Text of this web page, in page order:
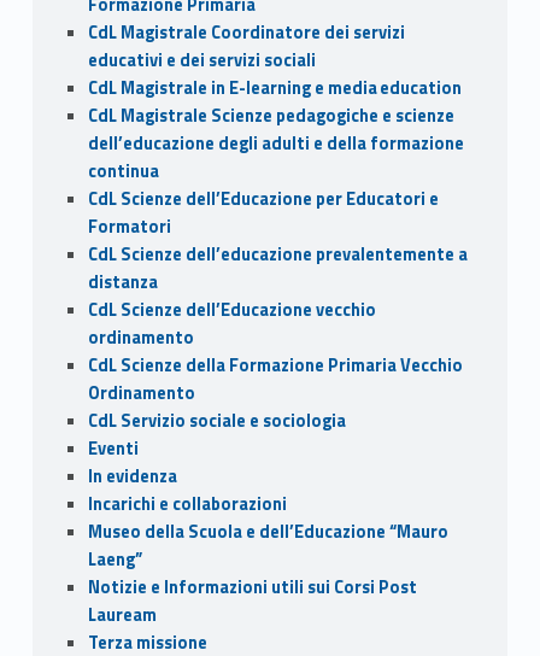
CdL Magistrale Coordinatore dei servizi
educativi e dei servizi sociali
CdL Magistrale in E-learning e media education
CdL Magistrale Scienze pedagogiche e scienze
dell’educazione degli adulti e della formazione
continua
CdL Scienze dell’Educazione per Educatori e
Formatori
CdL Scienze dell’educazione prevalentemente a
distanza
CdL Scienze dell’Educazione vecchio
ordinamento
CdL Scienze della Formazione Primaria Vecchio
Ordinamento
CdL Servizio sociale e sociologia
Eventi
In evidenza
Incarichi e collaborazioni
Museo della Scuola e dell’Educazione “Mauro
Laeng”
Notizie e Informazioni utili sui Corsi Post
Lauream
Terza missione